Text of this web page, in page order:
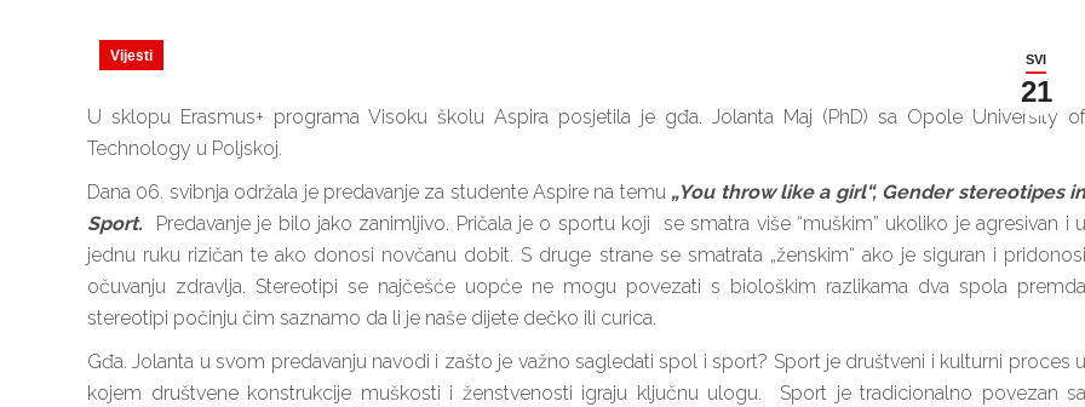
SVI
21
Vijesti
U sklopu Erasmus+ programa Visoku školu Aspira posjetila je gđa. Jolanta Maj (PhD) sa Opole University of
Technology u Poljskoj.
Dana 06. svibnja održala je predavanje za studente Aspire na temu „You throw like a girl“, Gender stereotipes
Sport. Predavanje je bilo jako zanimljivo. Pričala je o sportu koji se smatra više “muškim” ukoliko je agresivan i u
jednu ruku rizičan te ako donosi novčanu dobit. S druge strane se smatrata „ženskim“ ako je siguran i pridonosi
očuvanju zdravlja. Stereotipi se najčešće uopće ne mogu povezati s biološkim razlikama dva spola premda
stereotipi počinju čim saznamo da li je naše dijete dečko ili curica.
Gđa. Jolanta u svom predavanju navodi i zašto je važno sagledati spol i sport? Sport je društveni i kulturni proces u
kojem društvene konstrukcije muškosti i ženstvenosti igraju ključnu ulogu. Sport je tradicionalno povezan sa